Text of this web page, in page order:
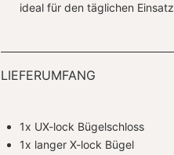
ideal für den täglichen Einsatz
LIEFERUMFANG
1x UX-lock Bügelschloss
1x langer X-lock Bügel